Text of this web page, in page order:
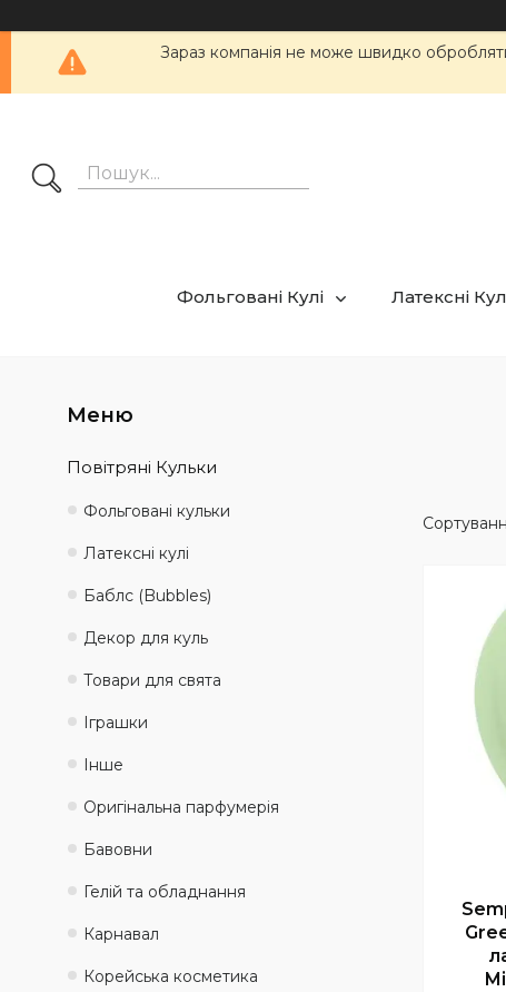
Зараз компанія не може швидко
Фольговані Кулі Латексні
Повітряні Кульки
Фольговані кульки
Латексні кулі
Баблс (Bubbles)
Декор для куль
Товари для свята
Іграшки
Інше
Оригінальна парфумерія
Бавовни
Гелій та обладнання
Карнавал
Корейська косметика